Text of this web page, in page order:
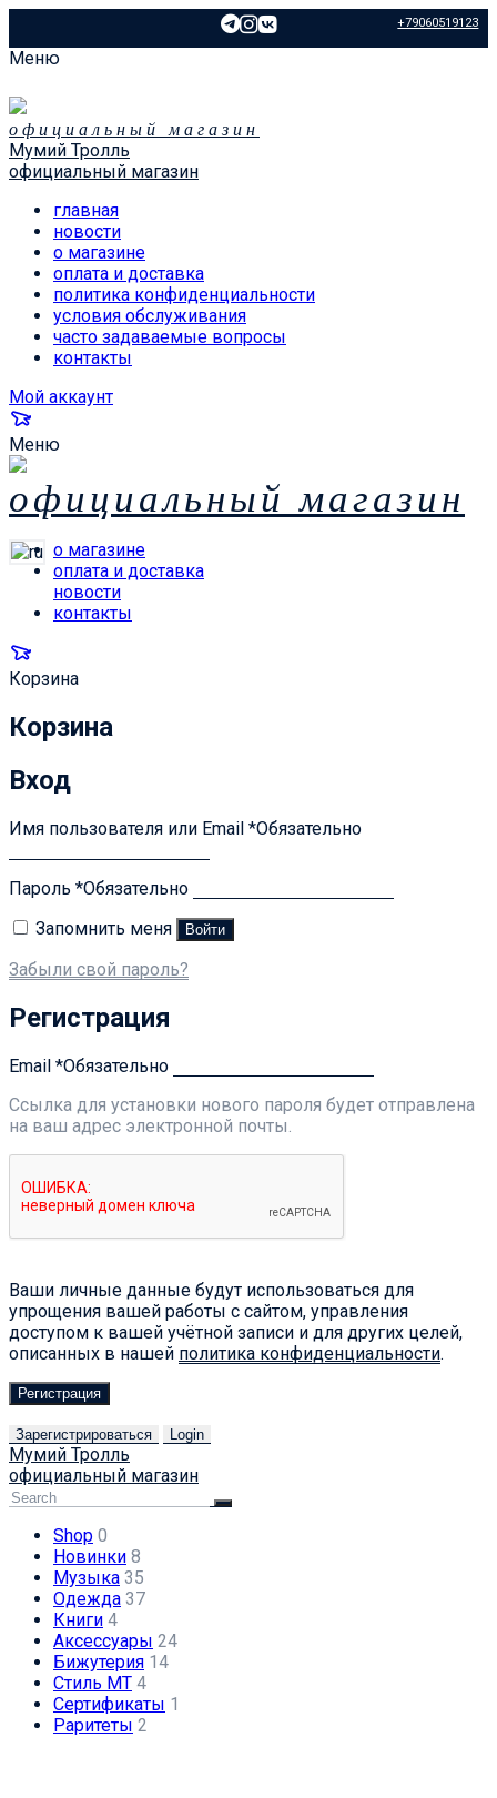
+79060519123
Меню
официальный магазин
Мумий Тролль
официальный магазин
главная
новости
о магазине
оплата и доставка
политика конфиденциальности
условия обслуживания
часто задаваемые вопросы
контакты
Мой аккаунт
Меню
официальный магазин
о магазине
оплата и доставка
новости
контакты
Корзина
Корзина
Вход
Имя пользователя или Email *Обязательно
Пароль *Обязательно
Запомнить меня
Войти
Забыли свой пароль?
Регистрация
Email *Обязательно
Ссылка для установки нового пароля будет отправлена ​​
на ваш адрес электронной почты.
Ваши личные данные будут использоваться для
упрощения вашей работы с сайтом, управления
доступом к вашей учётной записи и для других целей,
описанных в нашей политика конфиденциальности.
Регистрация
Зарегистрироваться Login
Мумий Тролль
официальный магазин
Shop 0
Новинки 8
Музыка 35
Одежда 37
Книги 4
Аксессуары 24
Бижутерия 14
Стиль МТ 4
Сертификаты 1
Раритеты 2